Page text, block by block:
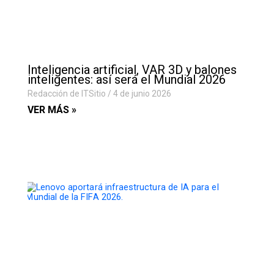
Inteligencia artificial, VAR 3D y balones
inteligentes: así será el Mundial 2026
Redacción de ITSitio 4 de junio 2026
VER MÁS »